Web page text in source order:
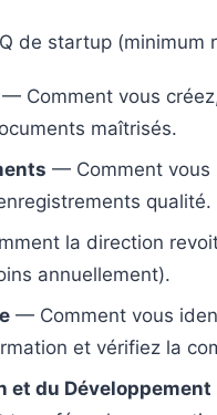
de startup (minimum
— Comment vous
maîtrisés.
— Comment vous
qualité.
la direction
annuellement).
— Comment vous
et vérifiez la
et du Développement